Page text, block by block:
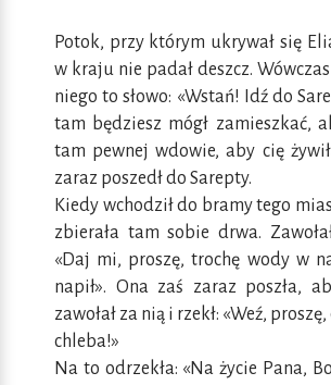
Potok, przy którym ukrywał się
w kraju nie padał deszcz.
niego to słowo: «Wstań! Idź do
tam będziesz mógł zamieszkać,
tam pewnej wdowie, aby cię
zaraz poszedł do Sarepty.
Kiedy wchodził do bramy tego
zbierała tam sobie drwa.
«Daj mi, proszę, trochę wody w
napił». Ona zaś zaraz poszła,
zawołał za nią i rzekł: «Weź,
chleba!»
Na to odrzekła: «Na życie Pana,